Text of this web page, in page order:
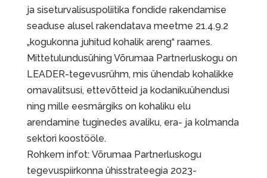
ja siseturvalisuspoliitika fondide rakendamise
seaduse alusel rakendatava meetme 21.4.9.2
„kogukonna juhitud kohalik areng“ raames.
Mittetulundusühing Võrumaa Partnerluskogu on
LEADER-tegevusrühm, mis ühendab kohalikke
omavalitsusi, ettevõtteid ja kodanikuühendusi
ning mille eesmärgiks on kohaliku elu
arendamine tuginedes avaliku, era- ja kolmanda
sektori koostööle.
Rohkem infot: Võrumaa Partnerluskogu
tegevuspiirkonna ühisstrateegia 2023-